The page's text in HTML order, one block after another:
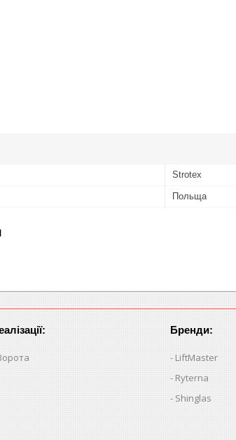
Strotex
Польща
Бренди:
LiftMaster
Ryterna
Shinglas